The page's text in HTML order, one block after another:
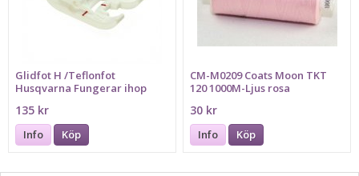
Glidfot H /Teflonfot
Husqvarna Fungerar ihop
135 kr
Info Köp
CM-M0209 Coats Moon TKT
120 1000M-Ljus rosa
30 kr
Info Köp